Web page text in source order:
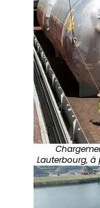
Lauterbourg, à